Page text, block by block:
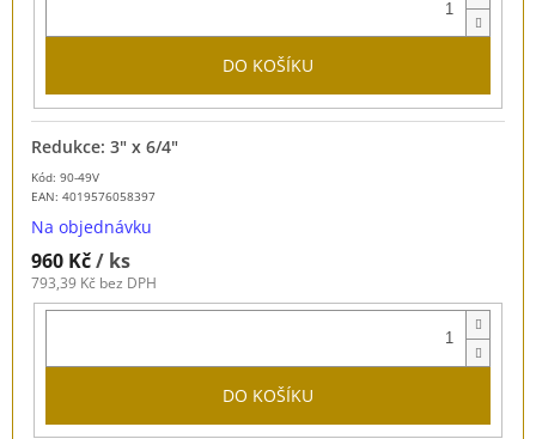
DO KOŠÍKU
Kód: 90-49V
EAN: 4019576058397
Redukce: 3" x 6/4"
Na objednávku
960 Kč/ ks
793,39 Kč bez DPH
DO KOŠÍKU